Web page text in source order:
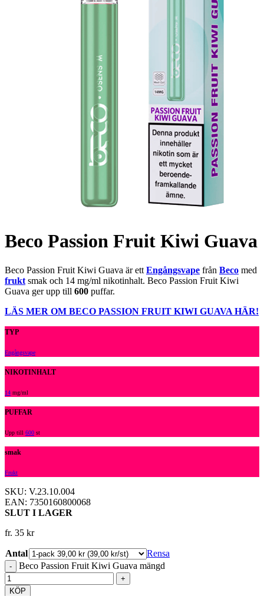
Beco Passion Fruit Kiwi Guava
Beco Passion Fruit Kiwi Guava är ett Engångsvape från Beco med
frukt smak och 14 mg/ml nikotinhalt. Beco Passion Fruit Kiwi
Guava ger upp till 600 puffar.
LÄS MER OM BECO PASSION FRUIT KIWI GUAVA HÄR!
TYP
Engångsvape
NIKOTINHALT
14 mg/ml
PUFFAR
Upp till 600 st
smak
Frukt
SKU: V.23.10.004
EAN: 7350160800068
SLUT I LAGER
fr. 35 kr
Antal
Rensa
Beco Passion Fruit Kiwi Guava mängd
KÖP